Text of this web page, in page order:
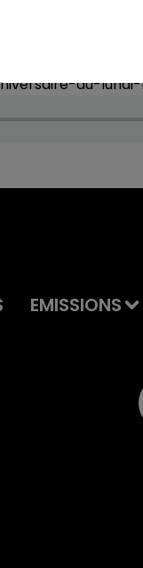
du-lundi-
EMISSIONS